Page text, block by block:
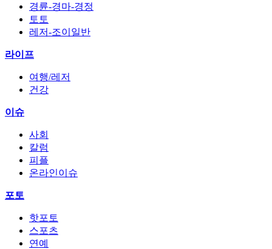
경륜-경마-경정
토토
레저-조이일반
라이프
여행/레저
건강
이슈
사회
칼럼
피플
온라인이슈
포토
핫포토
스포츠
연예